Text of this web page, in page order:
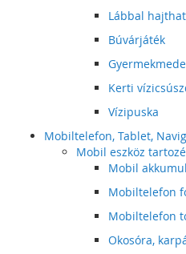
Lábbal
Búvárjáték
Kerti
Vízipuska
Mobiltelefon, Tablet,
Mobil eszköz
Mobil
Mobiltelefon
Mobiltelefon
Okosóra,